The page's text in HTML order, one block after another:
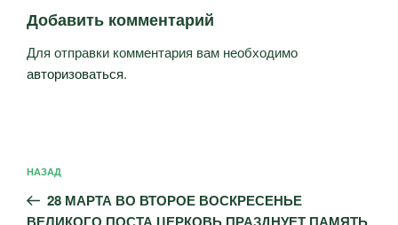
Добавить комментарий
Для отправки комментария вам необходимо
авторизоваться.
по
записям
Предыдущая
запись:
НАЗАД
28 МАРТА ВО ВТОРОЕ ВОСКРЕСЕНЬЕ